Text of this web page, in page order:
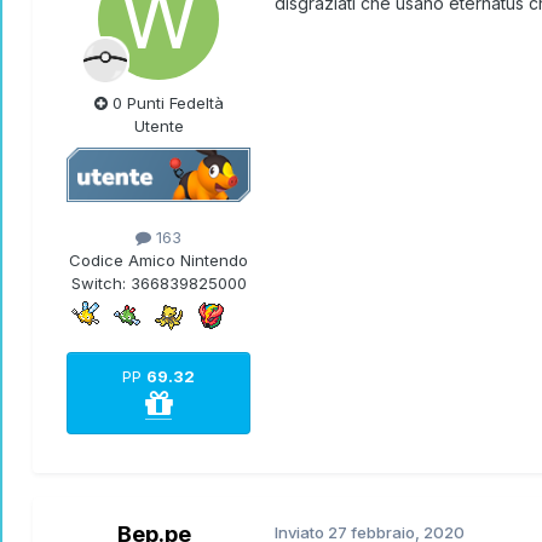
0 Punti Fedeltà
Utente
163
Codice Amico Nintendo
Switch: 366839825000
PP 69.32
Bep.pe Inviato 27 febbraio, 2020